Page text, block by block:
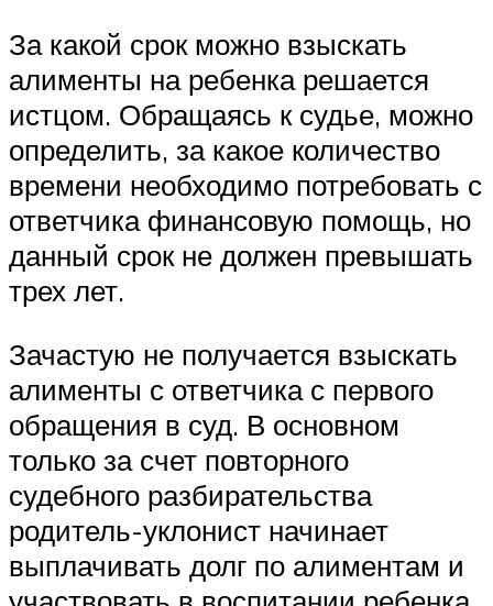
За какой срок можно взыскать
алименты на ребенка решается
истцом. Обращаясь к судье, можно
определить, за какое количество
времени необходимо потребовать с
ответчика финансовую помощь, но
данный срок не должен превышать
трех лет.
Зачастую не получается взыскать
алименты с ответчика с первого
обращения в суд. В основном
только за счет повторного
судебного разбирательства
родитель-уклонист начинает
выплачивать долг по алиментам и